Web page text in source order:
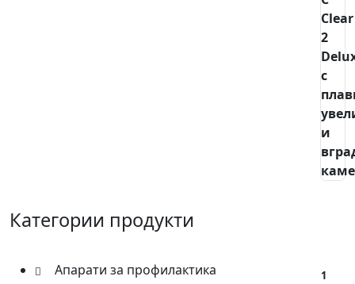
Категории продукти
Апарати за профилактика 1